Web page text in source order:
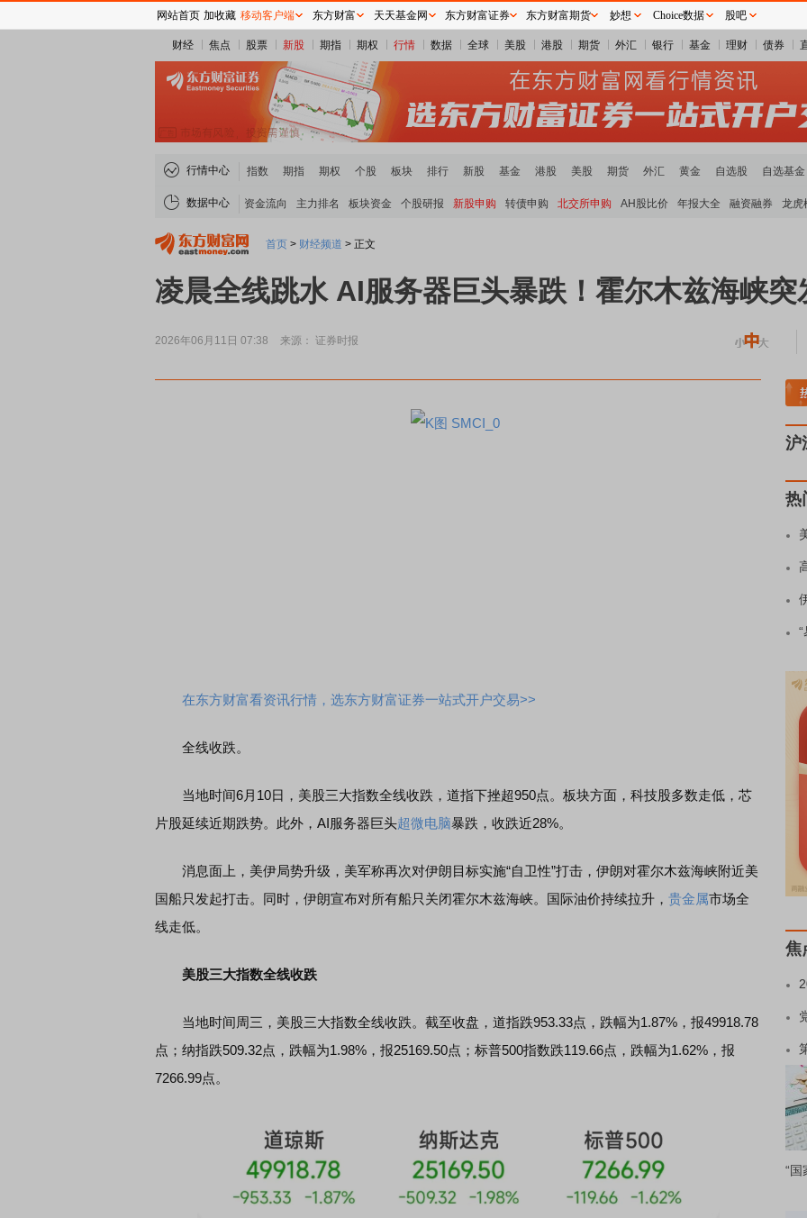
财经 焦点 股票 新股 期指 期权 行情 数据 全球 美股 港股 期货 外汇 银行 基金 理财 债券
行情中心 指数 期指 期权 个股 板块 排行 新股 基金 港股 美股 期货 外汇 黄金 自选股 自选基金
数据中心 资金流向 主力排名 板块资金 个股研报 新股申购 转债申购 北交所申购 AH股比价 年报大全 融资融券 龙虎
首页 > 财经频道 > 正文
凌晨全线跳水 AI服务器巨头暴跌！霍尔木兹海峡突
2026年06月11日 07:38 来源： 证券时报
在东方财富看资讯行情，选东方财富证券一站式开户交易>>
全线收跌。
当地时间6月10日，美股三大指数全线收跌，道指下挫超950点。板块方面，科技股多数走低，芯
片股延续近期跌势。此外，AI服务器巨头超微电脑暴跌，收跌近28%。
消息面上，美伊局势升级，美军称再次对伊朗目标实施“自卫性”打击，伊朗对霍尔木兹海峡附近美
国船只发起打击。同时，伊朗宣布对所有船只关闭霍尔木兹海峡。国际油价持续拉升， 贵金属市场全
线走低。
美股三大指数全线收跌
当地时间周三，美股三大指数全线收跌。截至收盘，道指跌953.33点，跌幅为1.87%，报49918.78
点；纳指跌509.32点，跌幅为1.98%，报25169.50点；标普500指数跌119.66点，跌幅为1.62%，报
7266.99点。
重要机构持股
沪
热
焦
“国
网站首页 加收藏 移动客户端 东方财富 天天基金网 东方财富证券 东方财富期货 妙想 Choice数据 股吧